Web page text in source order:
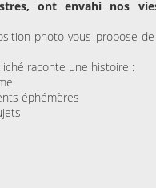
ont envahi nos
photo vous propose
raconte une histoire :
éphémères
ESPACE AGORA (CENTRE
Goldman –
MERCREDI 04 NOVEMBRE